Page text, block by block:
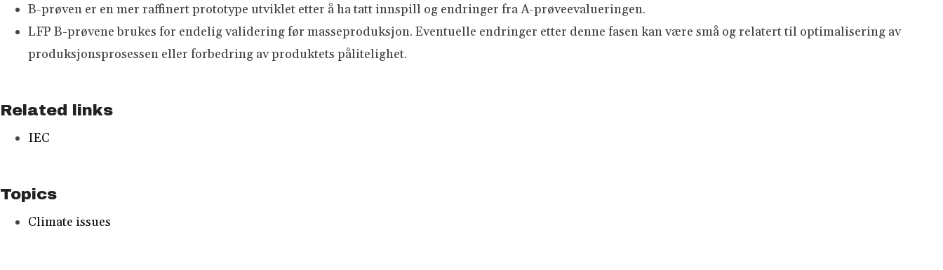
B-prøven er en mer raffinert prototype utviklet etter å ha tatt innspill og endringer fra A-prøveevalueringen.
LFP B-prøvene brukes for endelig validering før masseproduksjon. Eventuelle endringer etter denne fasen kan være små og relatert til optimalisering av
produksjonsprosessen eller forbedring av produktets pålitelighet.
Related links
IEC
Topics
Climate issues